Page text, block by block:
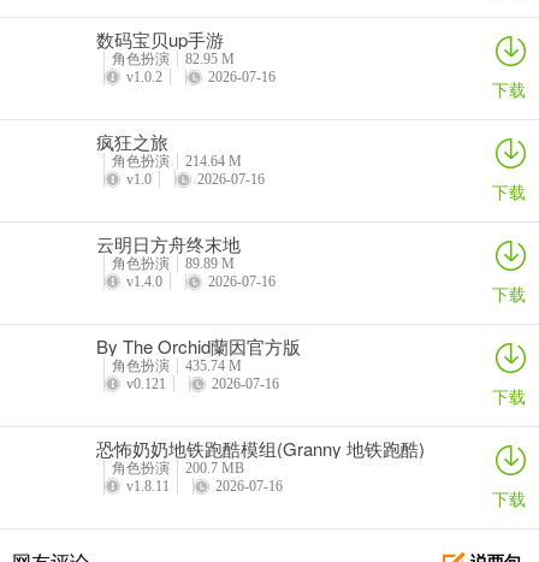
数码宝贝up手游
角色扮演
82.95 M
v1.0.2
2026-07-16 下载
疯狂之旅
角色扮演
214.64 M
v1.0
2026-07-16 下载
云明日方舟终末地
角色扮演
89.89 M
v1.4.0
2026-07-16 下载
By The Orchid蘭因官方版
角色扮演
435.74 M
v0.121
2026-07-16 下载
恐怖奶奶地铁跑酷模组(Granny 地铁跑酷)
角色扮演
200.7 MB
v1.8.11
2026-07-16 下载